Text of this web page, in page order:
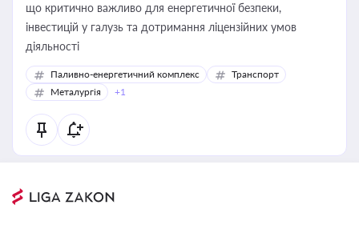
що критично важливо для енергетичної безпеки,
інвестицій у галузь та дотримання ліцензійних умов
діяльності
Паливно-енергетичний комплекс
Транспорт
Металургія
+1